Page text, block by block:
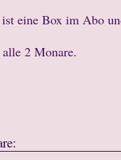
ist eine Box im Abo
2 Monare.